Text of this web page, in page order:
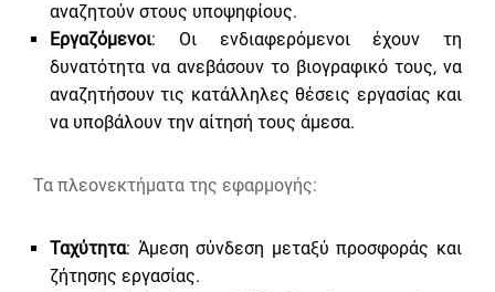
αναζητούν στους υποψηφίους.
Εργαζόμενοι: Οι ενδιαφερόμενοι έχουν τη
δυνατότητα να ανεβάσουν το βιογραφικό τους, να
αναζητήσουν τις κατάλληλες θέσεις εργασίας και
να υποβάλουν την αίτησή τους άμεσα.
Τα πλεονεκτήματα της εφαρμογής:
Ταχύτητα: Άμεση σύνδεση μεταξύ προσφοράς και
ζήτησης εργασίας.